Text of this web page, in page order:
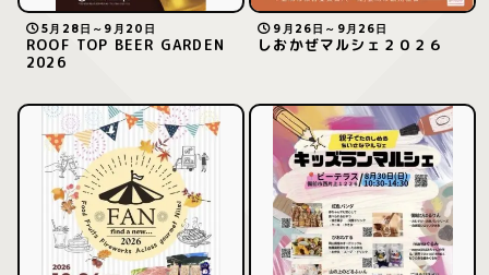
5月28日～9月20日
ROOF TOP BEER GARDEN
2026
9月26日～9月26日
しおかぜマルシェ２０２６